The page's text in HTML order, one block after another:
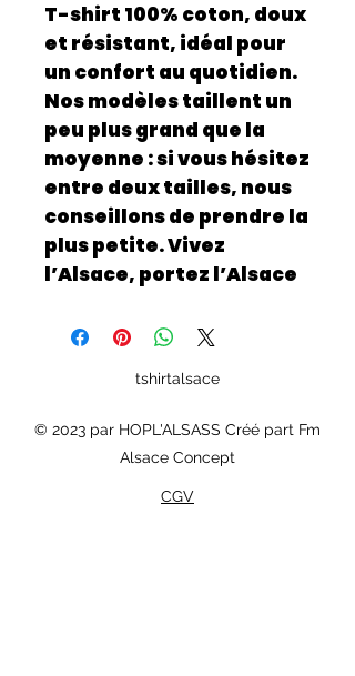
T-shirt 100% coton, doux
et résistant, idéal pour
un confort au quotidien.
Nos modèles taillent un
peu plus grand que la
moyenne : si vous hésitez
entre deux tailles, nous
conseillons de prendre la
plus petite. Vivez
l’Alsace, portez l’Alsace
tshirtalsace
© 2023 par HOPL'ALSASS Créé part Fm
Alsace Concept
CGV